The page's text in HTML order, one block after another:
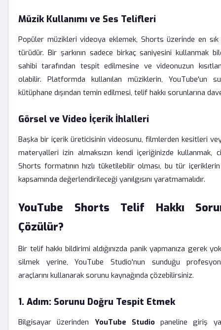
Müzik Kullanımı ve Ses Telifleri
Popüler müzikleri videoya eklemek, Shorts üzerinde en
türüdür. Bir şarkının sadece birkaç saniyesini kullanmak
sahibi tarafından tespit edilmesine ve videonuzun
olabilir. Platformda kullanılan müziklerin, YouTube'un
kütüphane dışından temin edilmesi, telif hakkı sorunlarına
Görsel ve Video İçerik İhlalleri
Başka bir içerik üreticisinin videosunu, filmlerden kesitleri
materyalleri izin almaksızın kendi içeriğinizde kullanmak,
Shorts formatının hızlı tüketilebilir olması, bu tür
kapsamında değerlendirileceği yanılgısını yaratmamalıdır.
YouTube Shorts Telif Hakkı
Çözülür?
Bir telif hakkı bildirimi aldığınızda panik yapmanıza gerek
silmek yerine, YouTube Studio'nun sunduğu
araçlarını kullanarak sorunu kaynağında çözebilirsiniz.
1. Adım: Sorunu Doğru Tespit Etmek
Bilgisayar üzerinden YouTube Studiopaneline giriş